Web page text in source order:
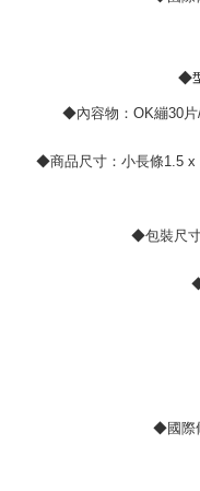
◆
◆內容物：OK繃30片
◆商品尺寸：小長條1.5 x
◆包裝尺
◆國際